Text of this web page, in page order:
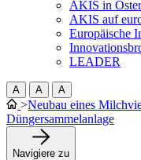
AKIS in
AKIS auf
Europäische
LEADER
A A A
>Neubau eines
Düngersammelanlage
Navigiere zu